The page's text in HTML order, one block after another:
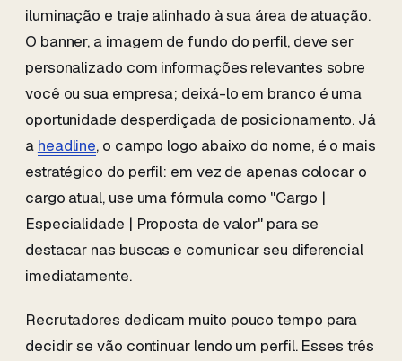
iluminação e traje alinhado à sua área de atuação.
O banner, a imagem de fundo do perfil, deve ser
personalizado com informações relevantes sobre
você ou sua empresa; deixá-lo em branco é uma
oportunidade desperdiçada de posicionamento. Já
a headline, o campo logo abaixo do nome, é o mais
estratégico do perfil: em vez de apenas colocar o
cargo atual, use uma fórmula como "Cargo |
Especialidade | Proposta de valor" para se
destacar nas buscas e comunicar seu diferencial
imediatamente.
Recrutadores dedicam muito pouco tempo para
decidir se vão continuar lendo um perfil. Esses três